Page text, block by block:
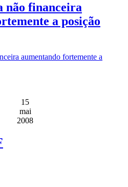
não financeira
a posição
aumentando fortemente a
15
mai
2008